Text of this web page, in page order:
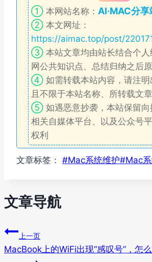
① 本网站名称： AI·MAC分享
② 本文网址：
https://aimac.top/post/
③ 本站文章均由站长结合个
网公共知识点、总结归纳之后
④ 如需转载本站内容，请注
且不限于本站名称、所转载文
⑤ 如遇恶意抄袭，本站保留向
相关自媒体平台、以及公众号
权利
文章标签： #Mac系统维护#Mac
文章导航
上一页
MacBook上的WiFi出现“感叹号”，怎